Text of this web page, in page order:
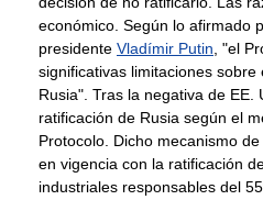
económico. Según lo afirmado
presidente Vladímir Putin , "el
significativas limitaciones
Rusia". Tras la negativa de
ratificación de Rusia según el
Protocolo. Dicho mecanismo
en vigencia con la ratificación
industriales responsables del